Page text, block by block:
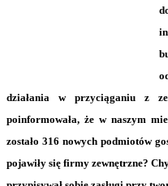
działania w przyciąganiu z
poinformowała, że w naszym
zostało 316 nowych podmiotów
pojawiły się firmy zewnętrzne?